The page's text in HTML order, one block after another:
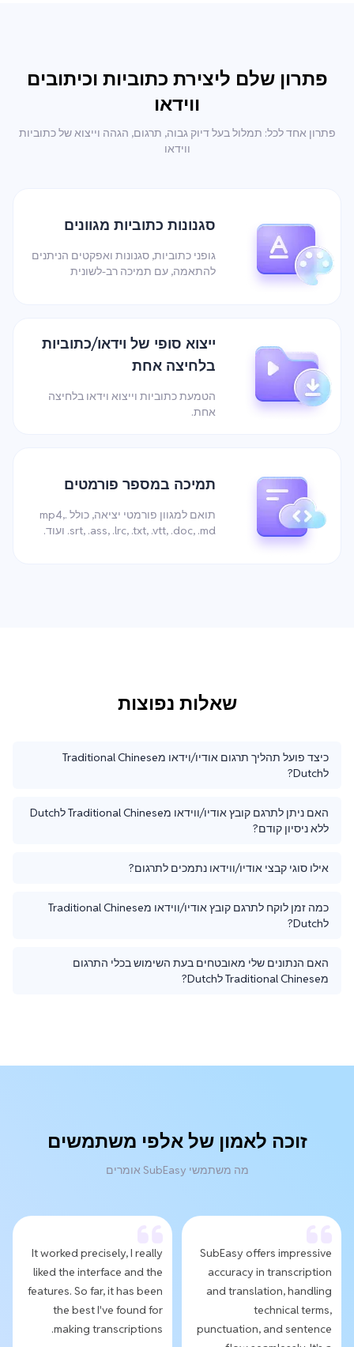
פתרון שלם ליצירת כתוביות וכיתובים
ווידאו
פתרון אחד לכל: תמלול בעל דיוק גבוה, תרגום, הגהה וייצוא של כתוביות
ווידאו
סגנונות כתוביות מגוונים
גופני כתוביות, סגנונות ואפקטים הניתנים
להתאמה, עם תמיכה רב-לשונית
ייצוא סופי של וידאו/כתוביות
בלחיצה אחת
הטמעת כתוביות וייצוא וידאו בלחיצה
אחת.
תמיכה במספר פורמטים
תואם למגוון פורמטי יציאה, כולל .mp4,
.srt, .ass, .lrc, .txt, .vtt, .doc, .md ועוד.
שאלות נפוצות
כיצד פועל תהליך תרגום אודיו/וידאו מTraditional Chinese
לDutch?
האם ניתן לתרגם קובץ אודיו/ווידאו מTraditional Chinese לDutch
ללא ניסיון קודם?
אילו סוגי קבצי אודיו/ווידאו נתמכים לתרגום?
כמה זמן לוקח לתרגם קובץ אודיו/ווידאו מTraditional Chinese
לDutch?
האם הנתונים שלי מאובטחים בעת השימוש בכלי התרגום
מTraditional Chinese לDutch?
זוכה לאמון של אלפי משתמשים
מה משתמשי SubEasy אומרים
SubEasy offers impressive
accuracy in transcription
and translation, handling
technical terms,
punctuation, and sentence
It worked precisely, I really
liked the interface and the
features. So far, it has been
the best I've found for
making transcriptions.